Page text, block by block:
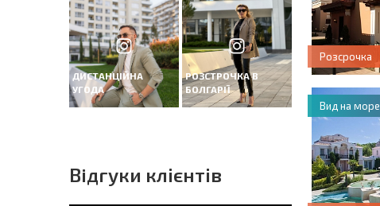
ДИСТАНЦІЙНА
УГОДА
РОЗСТРОЧКА В
БОЛГАРІЇ
Вiдгуки клієнтів
Розсрочка
Вид на море